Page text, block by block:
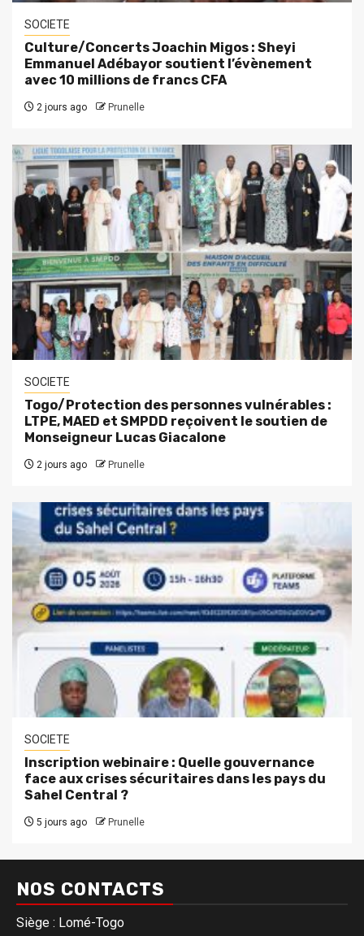
SOCIETE
Culture/Concerts Joachin Migos : Sheyi
Emmanuel Adébayor soutient l’évènement
avec 10 millions de francs CFA
2 jours ago Prunelle
SOCIETE
Togo/Protection des personnes vulnérables :
LTPE, MAED et SMPDD reçoivent le soutien de
Monseigneur Lucas Giacalone
2 jours ago Prunelle
SOCIETE
Inscription webinaire : Quelle gouvernance
face aux crises sécuritaires dans les pays du
Sahel Central ?
5 jours ago Prunelle
NOS CONTACTS
Siège : Lomé-Togo